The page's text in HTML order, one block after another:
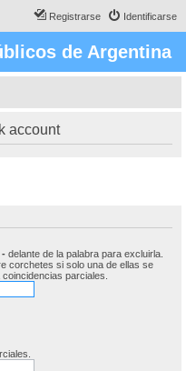
Identificarse
Registrarse
de Argentina
account
- delante de la palabra para excluirla.
corchetes si solo una de ellas se
parciales.